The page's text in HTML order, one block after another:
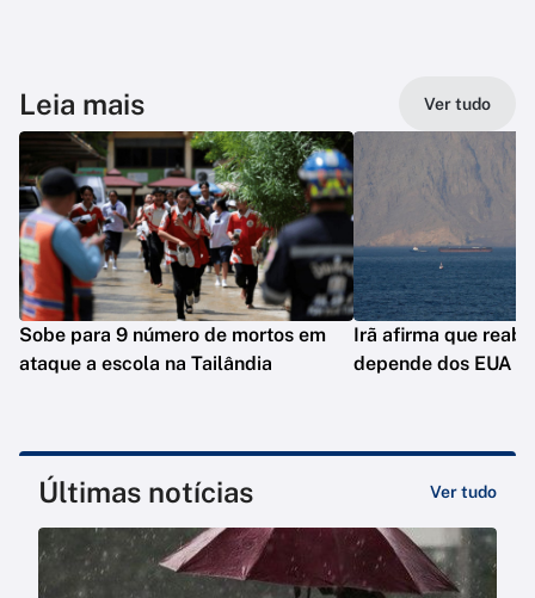
Leia mais Ver tudo
Sobe para 9 número de mortos em
ataque a escola na Tailândia
Irã afirma que
depende dos EUA
Últimas notícias Ver tudo